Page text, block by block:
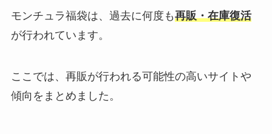
モンチュラ福袋は、過去に何度も再販・在庫復活
が行われています。
ここでは、再販が行われる可能性の高いサイトや
傾向をまとめました。